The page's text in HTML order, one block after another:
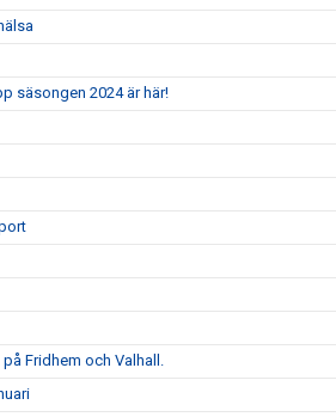
säsongen 2024 är här!
Fridhem och Valhall.